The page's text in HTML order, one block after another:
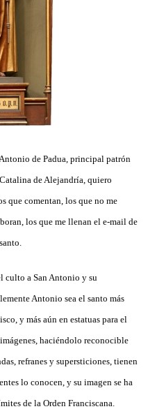
de Padua, principal patrón
de Alejandría, quiero
que comentan, los que no me
los que me llenan el e-mail de
culto a San Antonio y su
Antonio sea el santo más
y más aún en estatuas para el
haciéndolo reconocible
refranes y supersticiones, tienen
lo conocen, y su imagen se ha
de la Orden Franciscana.